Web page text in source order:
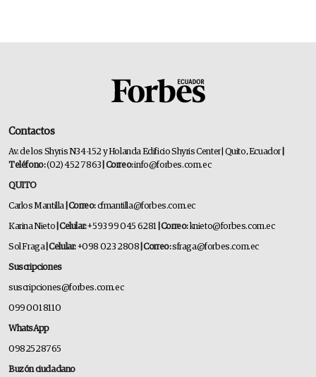
Contactos
Av. de los Shyris N34-152 y Holanda Edificio Shyris Center | Quito, Ecuador
Teléfono:(02) 452 7863 | Correo:info@forbes.com.ec
QUITO
Carlos Mantilla | Correo:cfmantilla@forbes.com.ec
Karina Nieto | Celular:+593 99 045 6281 | Correo: knieto@forbes.com.ec
Sol Fraga | Celular:+098 023 2808 | Correo:sfraga@forbes.com.ec
Suscripciones
suscripciones@forbes.com.ec
099 001 8110
WhatsApp
0982528765
Buzón ciudadano